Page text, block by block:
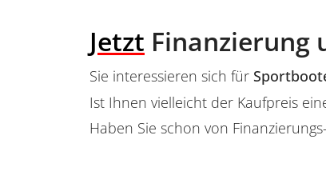
Jetzt Finanzierung
Sie interessieren sich für
Ist Ihnen vielleicht der Kaufpreis
Haben Sie schon von